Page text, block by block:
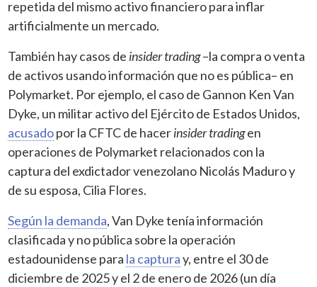
repetida del mismo activo financiero para inflar
artificialmente un mercado.
También hay casos de insider trading–la compra o venta
de activos usando información que no es pública– en
Polymarket. Por ejemplo, el caso de Gannon Ken Van
Dyke, un militar activo del Ejército de Estados Unidos,
acusadopor la CFTC de hacerinsider tradingen
operaciones de Polymarket relacionados con la
captura del exdictador venezolano Nicolás Maduro y
de su esposa, Cilia Flores.
Según la demanda, Van Dyke tenía información
clasificada y no pública sobre la operación
estadounidense para la capturay, entre el 30 de
diciembre de 2025 y el 2 de enero de 2026 (un día